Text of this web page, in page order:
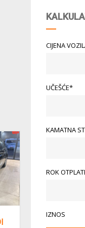
CIJENA
UČEŠĆE*
KAMATNA
ROK
IZNOS